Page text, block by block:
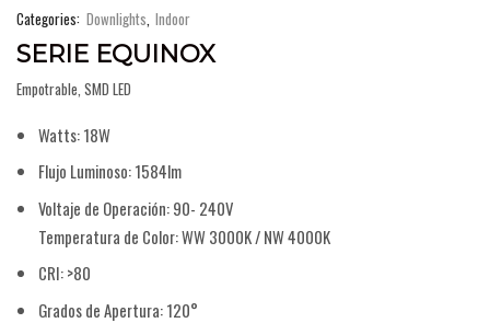
Categories: Downlights, Indoor
SERIE EQUINOX
Empotrable, SMD LED
Watts: 18W
Flujo Luminoso: 1584lm
Voltaje de Operación: 90- 240V
Temperatura de Color: WW 3000K / NW 4000K
CRI: >80
Grados de Apertura: 120°